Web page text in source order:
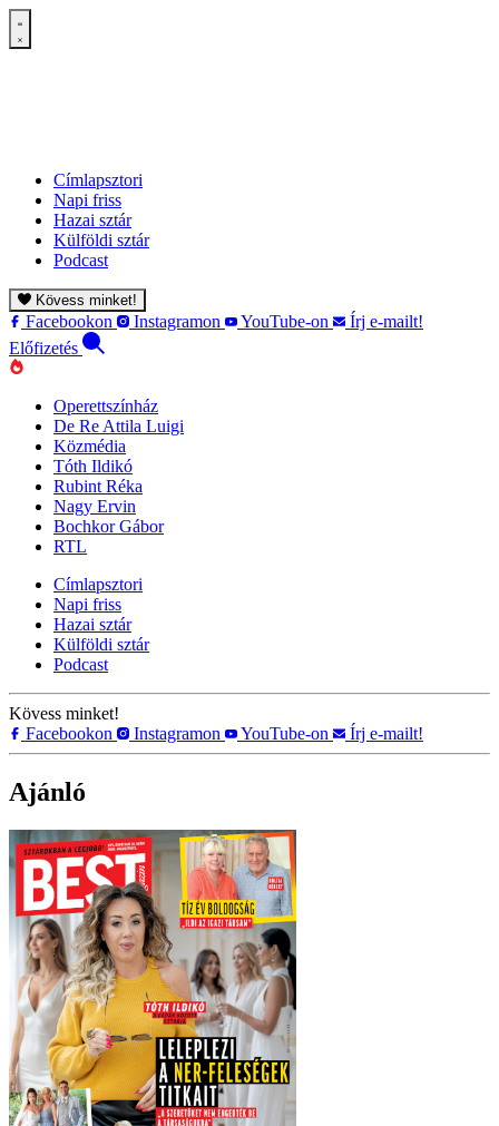
Címlapsztori
Napi friss
Hazai sztár
Külföldi sztár
Podcast
Kövess minket!
Facebookon Instagramon YouTube-on
Írj e-mailt!
Előfizetés
Operettszínház
De Re Attila Luigi
Közmédia
Tóth Ildikó
Rubint Réka
Nagy Ervin
Bochkor Gábor
RTL
Címlapsztori
Napi friss
Hazai sztár
Külföldi sztár
Podcast
Kövess minket!
Facebookon
Instagramon YouTube-on Írj e-mailt!
Ajánló